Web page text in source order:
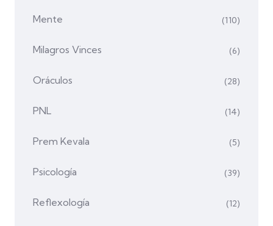
Mente (110)
Milagros Vinces (6)
Oráculos (28)
PNL (14)
Prem Kevala (5)
Psicología (39)
Reflexología (12)